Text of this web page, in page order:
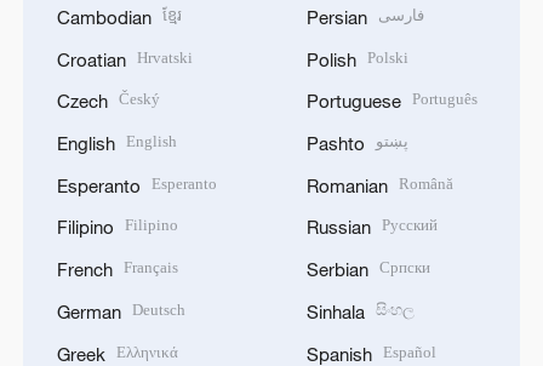
Cambodian ខ្មែរ
Croatian Hrvatski
Czech Český
English English
Esperanto Esperanto
Filipino Filipino
French Français
German Deutsch
Greek Ελληνικά
Persian فارسی
Polish Polski
Portuguese Português
Pashto پښتو
Romanian Română
Russian Русский
Serbian Српски
Sinhala සිංහල
Spanish Español